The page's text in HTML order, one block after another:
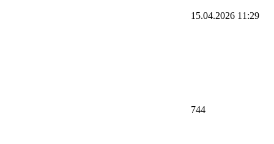
15.04.2026 11:29
744